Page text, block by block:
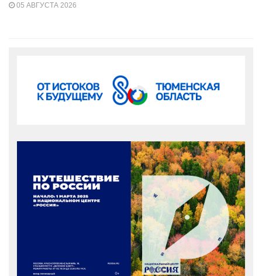
05 АВГУСТА 2026